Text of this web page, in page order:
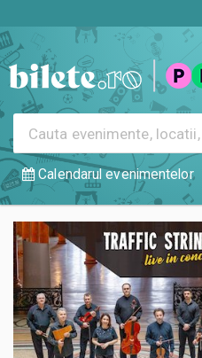
evenimente,
locatii,
artisti
Calendarul evenimentelor